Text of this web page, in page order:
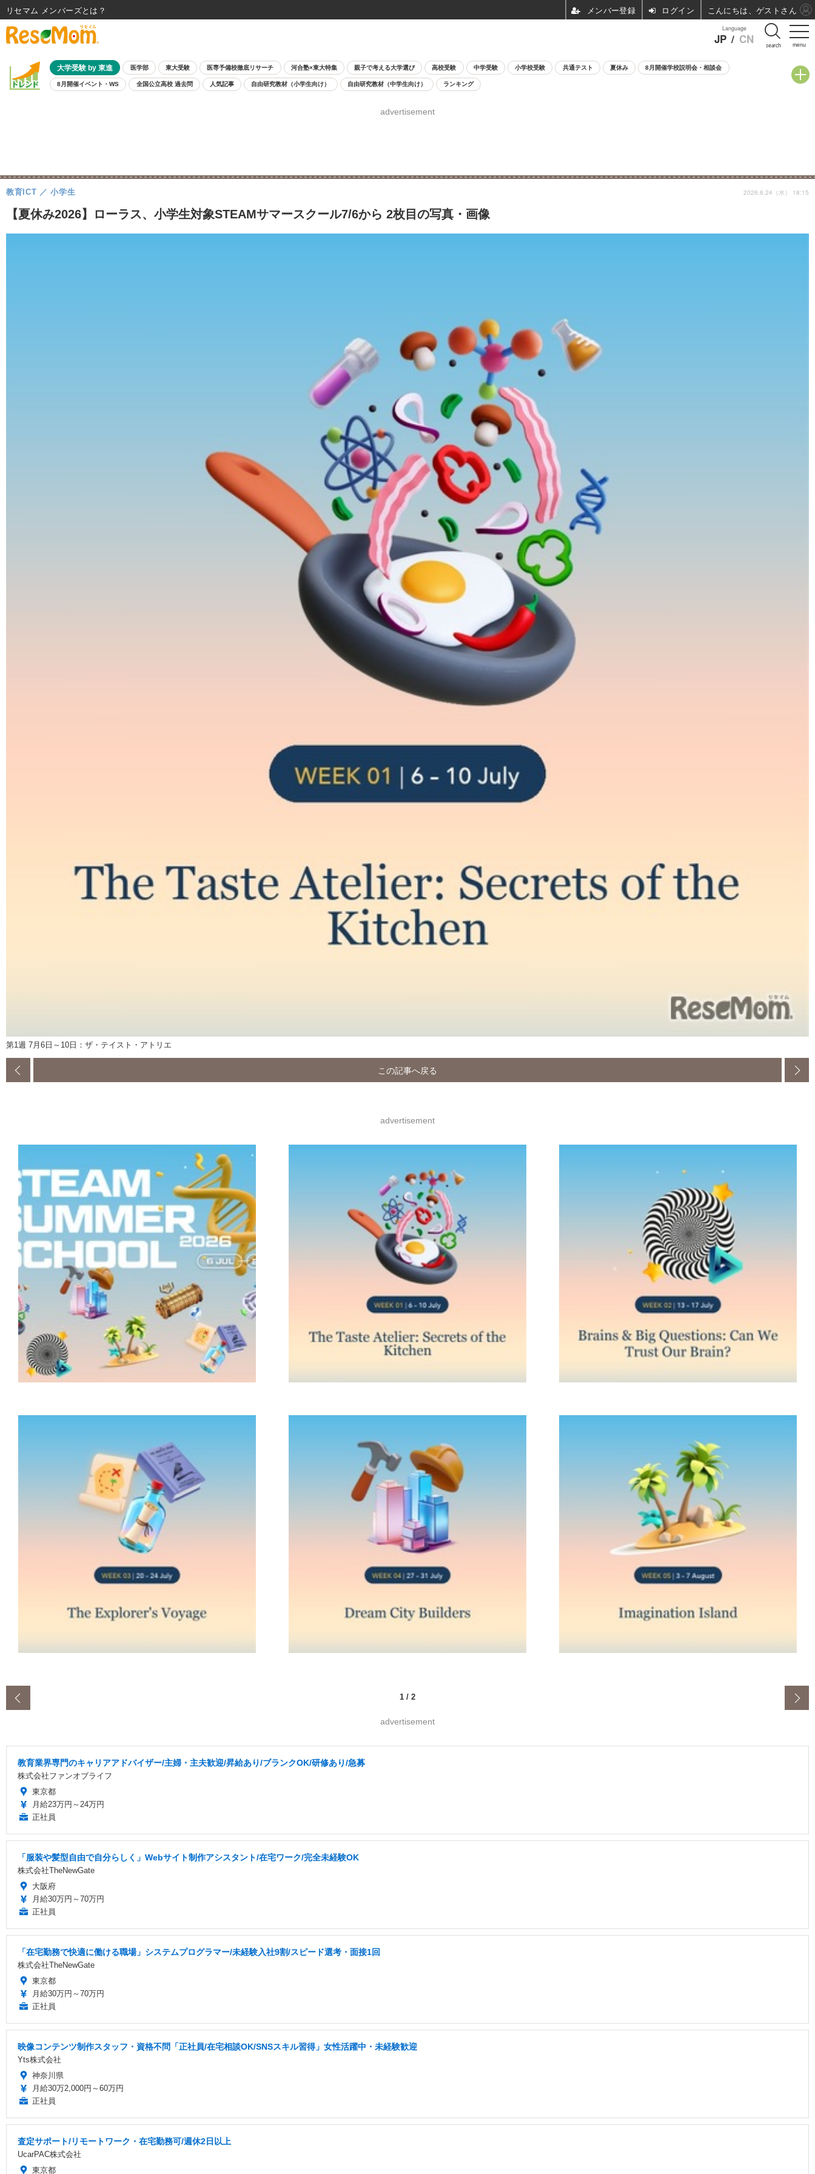
menu
Language
JP / CN search
大学受験 by 東進 医学部 東大受験 医専予備校徹底リサーチ 河合塾×東大特集 親子で考える大学選び 高校受験 中学受験 小学校受験 共通テスト 夏休み 8月開催学校説明会・相談会
8月開催イベント・WS 全国公立高校 過去問 人気記事 自由研究教材（小学生向け） 自由研究教材（中学生向け） ランキング
advertisement
【夏休み2026】ローラス、小学生対象STEAMサマースクール7/6から 2枚目の写真・画像
教育ICT 小学生 2026.6.24（水） 18:15
第1週 7月6日～10日：ザ・テイスト・アトリエ
この記事へ戻る
advertisement
1 / 2
advertisement
教育業界専門のキャリアアドバイザー/主婦・主夫歓迎/昇給あり/ブランクOK/研修あり/急募
株式会社ファンオブライフ
東京都
月給23万円～24万円
正社員
「服装や髪型自由で自分らしく」Webサイト制作アシスタント/在宅ワーク/完全未経験OK
株式会社TheNewGate
大阪府
月給30万円～70万円
正社員
「在宅勤務で快適に働ける職場」システムプログラマー/未経験入社9割/スピード選考・面接1回
株式会社TheNewGate
東京都
月給30万円～70万円
正社員
映像コンテンツ制作スタッフ・資格不問「正社員/在宅相談OK/SNSスキル習得」女性活躍中・未経験歓迎
Yts株式会社
神奈川県
月給30万2,000円～60万円
正社員
査定サポート/リモートワーク・在宅勤務可/週休2日以上
UcarPAC株式会社
東京都
リセマム メンバーズ ログイン こんにちは、ゲストさん